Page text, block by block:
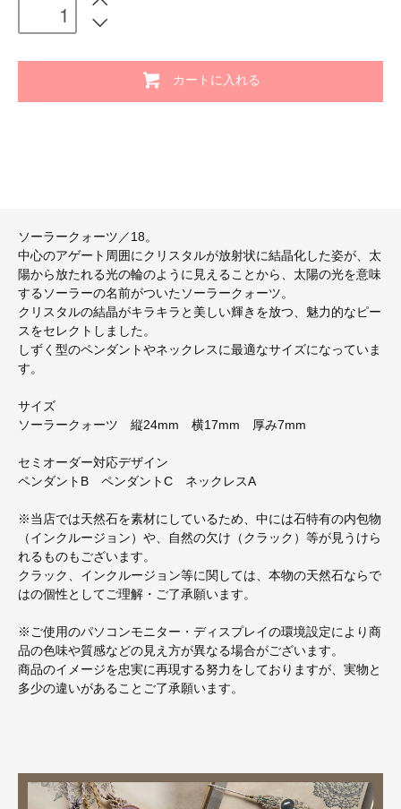
カートに入れる
ソーラークォーツ／18。
中心のアゲート周囲にクリスタルが放射状に結晶化した姿が、太
陽から放たれる光の輪のように見えることから、太陽の光を意味
するソーラーの名前がついたソーラークォーツ。
クリスタルの結晶がキラキラと美しい輝きを放つ、魅力的なピー
スをセレクトしました。
しずく型のペンダントやネックレスに最適なサイズになっていま
す。
サイズ
ソーラークォーツ 縦24mm 横17mm 厚み7mm
セミオーダー対応デザイン
ペンダントB ペンダントC ネックレスA
※当店では天然石を素材にしているため、中には石特有の内包物
（インクルージョン）や、自然の欠け（クラック）等が見うけら
れるものもございます。
クラック、インクルージョン等に関しては、本物の天然石ならで
はの個性としてご理解・ご了承願います。
※ご使用のパソコンモニター・ディスプレイの環境設定により商
品の色味や質感などの見え方が異なる場合がございます。
商品のイメージを忠実に再現する努力をしておりますが、実物と
多少の違いがあることご了承願います。